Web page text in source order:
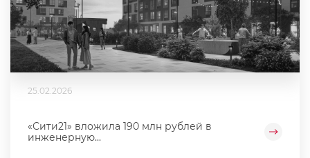
25.02.2026
«Сити21» вложила 190 млн рублей в
инженерную...